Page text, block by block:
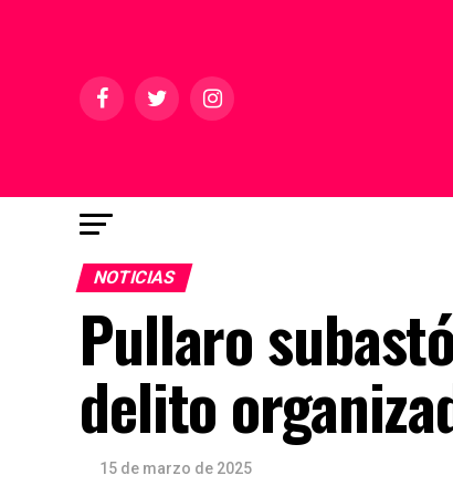
NOTICIAS
Pullaro
delito
15 de marzo de 2025